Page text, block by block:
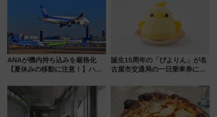
プランもご紹介
ANAが機内持ち込みを厳格化
【夏休みの移動に注意！】ハン
「身の回り品」新サイズ制限
(40×30×20cm)おさらい
誕生15周年の「ぴよりん」が名
古屋市交通局の一日乗車券に！
定1万5000枚】